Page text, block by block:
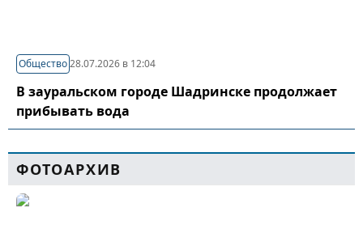
Общество28.07.2026 в 12:04
В зауральском городе Шадринске продолжает
прибывать вода
ФОТОАРХИВ